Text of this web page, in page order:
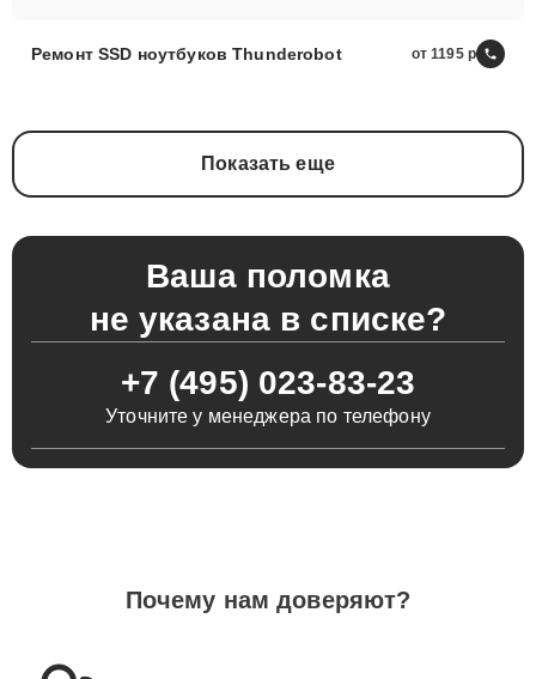
Ремонт SSD ноутбуков Thunderobot от 1195
Показать еще
Ваша поломка
не указана в списке?
+7 (495) 023-83-23
Уточните у менеджера по телефону
Почему нам доверяют?